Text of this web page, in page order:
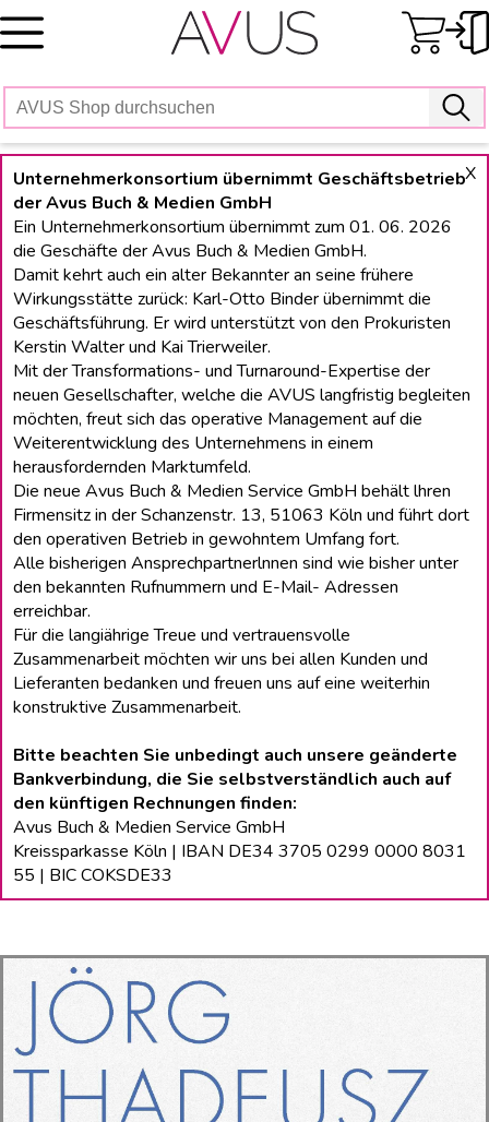
Skip
to
X
Unternehmerkonsortium übernimmt Geschäftsbetrieb
der Avus Buch & Medien GmbH
Ein Unternehmerkonsortium übernimmt zum 01. 06. 2026
die Geschäfte der Avus Buch & Medien GmbH.
Damit kehrt auch ein alter Bekannter an seine frühere
Wirkungsstätte zurück: Karl-Otto Binder übernimmt die
Geschäftsführung. Er wird unterstützt von den Prokuristen
Kerstin Walter und Kai Trierweiler.
Mit der Transformations- und Turnaround-Expertise der
neuen Gesellschafter, welche die AVUS langfristig begleiten
möchten, freut sich das operative Management auf die
Weiterentwicklung des Unternehmens in einem
herausfordernden Marktumfeld.
Die neue Avus Buch & Medien Service GmbH behält lhren
Firmensitz in der Schanzenstr. 13, 51063 Köln und führt dort
den operativen Betrieb in gewohntem Umfang fort.
Alle bisherigen Ansprechpartnerlnnen sind wie bisher unter
den bekannten Rufnummern und E-Mail- Adressen
erreichbar.
Für die langiährige Treue und vertrauensvolle
Zusammenarbeit möchten wir uns bei allen Kunden und
Lieferanten bedanken und freuen uns auf eine weiterhin
konstruktive Zusammenarbeit.
Bitte beachten Sie unbedingt auch unsere geänderte
Bankverbindung, die Sie selbstverständlich auch auf
den künftigen Rechnungen finden:
Avus Buch & Medien Service GmbH
Kreissparkasse Köln | IBAN DE34 3705 0299 0000 8031
55 | BIC COKSDE33